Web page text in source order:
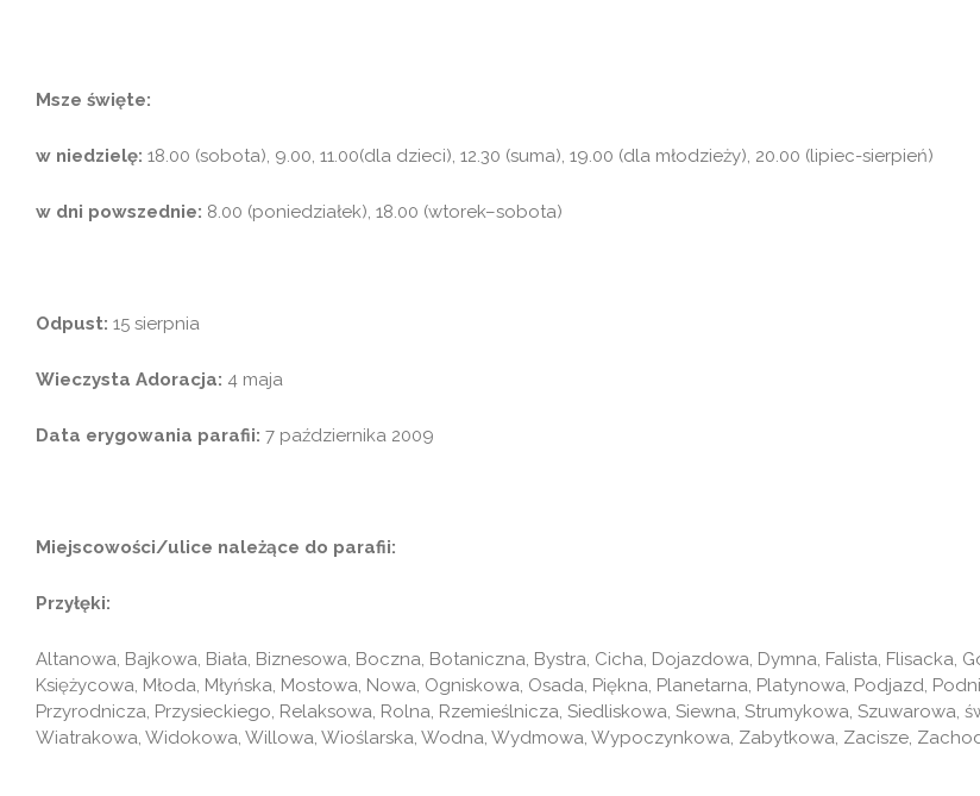
Msze święte:
w niedzielę: 18.00 (sobota), 9.00, 11.00(dla dzieci), 12.30 (suma), 19.00 (dla młodzieży), 20.00 (lipiec-sierpień)
w dni powszednie: 8.00 (poniedziałek), 18.00 (wtorek–sobota)
Odpust: 15 sierpnia
Wieczysta Adoracja: 4 maja
Data erygowania parafii: 7 października 2009
Miejscowości/ulice należące do parafii:
Przyłęki:
Altanowa, Bajkowa, Biała, Biznesowa, Boczna, Botaniczna, Bystra, Cicha, Dojazdowa, Dymna, Falista, Flisacka,
Księżycowa, Młoda, Młyńska, Mostowa, Nowa, Ogniskowa, Osada, Piękna, Planetarna, Platynowa, Podjazd,
Przyrodnicza, Przysieckiego, Relaksowa, Rolna, Rzemieślnicza, Siedliskowa, Siewna, Strumykowa, Szuwarowa,
Wiatrakowa, Widokowa, Willowa, Wioślarska, Wodna, Wydmowa, Wypoczynkowa, Zabytkowa, Zacisze,